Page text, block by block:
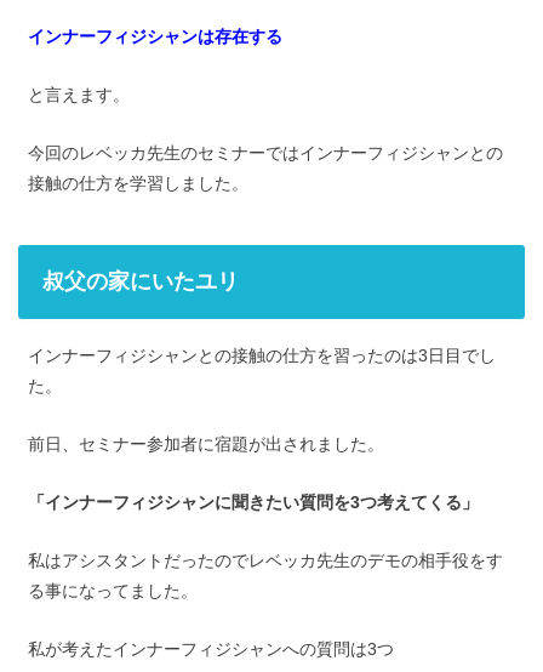
インナーフィジシャンは存在する
と言えます。
今回のレベッカ先生のセミナーではインナーフィジシャンとの
接触の仕方を学習しました。
叔父の家にいたユリ
インナーフィジシャンとの接触の仕方を習ったのは3日目でし
た。
前日、セミナー参加者に宿題が出されました。
「インナーフィジシャンに聞きたい質問を3つ考えてくる」
私はアシスタントだったのでレベッカ先生のデモの相手役をす
る事になってました。
私が考えたインナーフィジシャンへの質問は3つ